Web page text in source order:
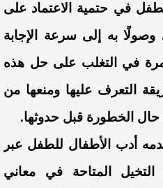
في حتمية الاعتماد على
وصولًا به إلى سرعة الإجابة
في التغلب على حل هذه
التعرف عليها ومنعها من
حال الخطورة قبل حدوثها.
أدب الأطفال للطفل عبر
التخيل المتاحة في معاني